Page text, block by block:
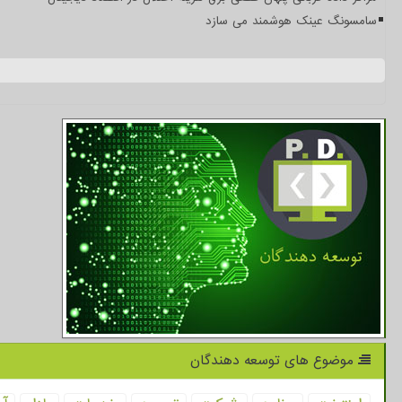
سامسونگ عینک هوشمند می سازد
موضوع های توسعه دهندگان